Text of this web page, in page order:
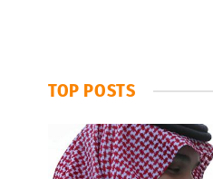
TOP POSTS